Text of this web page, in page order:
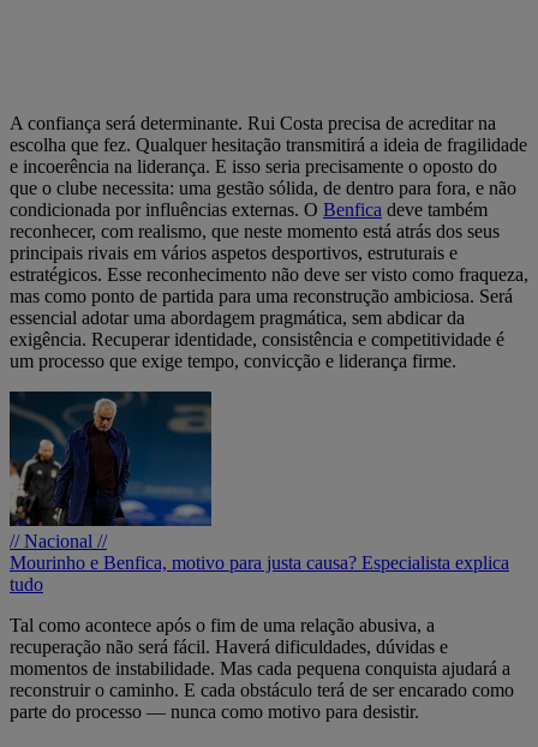
A confiança será determinante. Rui Costa precisa de acreditar na
escolha que fez. Qualquer hesitação transmitirá a ideia de fragilidade
e incoerência na liderança. E isso seria precisamente o oposto do
que o clube necessita: uma gestão sólida, de dentro para fora, e não
condicionada por influências externas. O Benfica deve também
reconhecer, com realismo, que neste momento está atrás dos seus
principais rivais em vários aspetos desportivos, estruturais e
estratégicos. Esse reconhecimento não deve ser visto como fraqueza,
mas como ponto de partida para uma reconstrução ambiciosa. Será
essencial adotar uma abordagem pragmática, sem abdicar da
exigência. Recuperar identidade, consistência e competitividade é
um processo que exige tempo, convicção e liderança firme.
// Nacional //
Mourinho e Benfica, motivo para justa causa? Especialista explica
tudo
Tal como acontece após o fim de uma relação abusiva, a
recuperação não será fácil. Haverá dificuldades, dúvidas e
momentos de instabilidade. Mas cada pequena conquista ajudará a
reconstruir o caminho. E cada obstáculo terá de ser encarado como
parte do processo — nunca como motivo para desistir.